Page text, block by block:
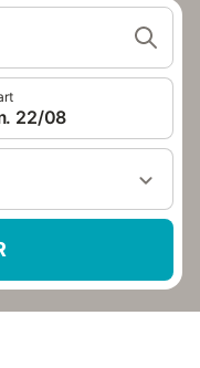
22/08